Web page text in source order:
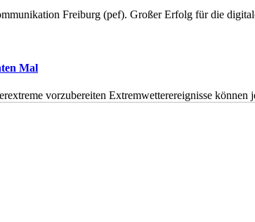
Freiburg (pef). Großer Erfolg für die
Mal
vorzubereiten Extremwetterereignisse